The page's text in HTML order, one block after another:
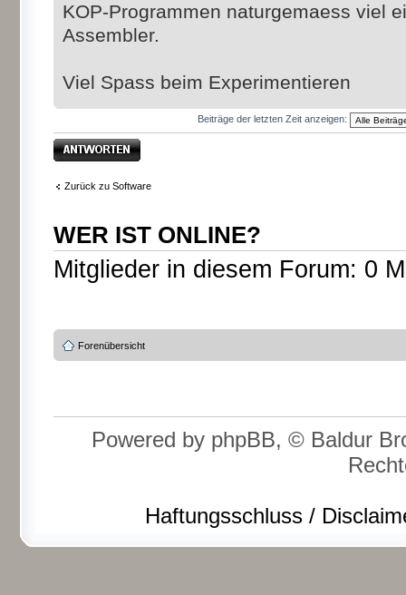
KOP-Programmen naturgemaess viel
Assembler.
Viel Spass beim Experimentieren
Beiträge der letzten Zeit anzeigen:
Antwort erstellen
Zurück zu Software
WER IST ONLINE?
Mitglieder in diesem Forum: 0
Forenübersicht
Powered by phpBB, © Baldur
Haftungsschluss /